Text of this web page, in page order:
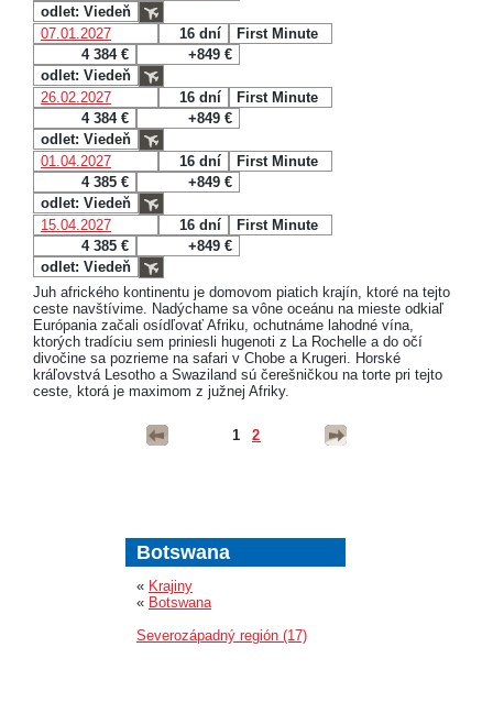
odlet: Viedeň
07.01.2027
16 dní
First Minute
4 384 €
+849 €
odlet: Viedeň
26.02.2027
16 dní
First Minute
4 384 €
+849 €
odlet: Viedeň
01.04.2027
16 dní
First Minute
4 385 €
+849 €
odlet: Viedeň
15.04.2027
16 dní
First Minute
4 385 €
+849 €
odlet: Viedeň
Juh afrického kontinentu je domovom piatich krajín, ktoré na tejto
ceste navštívime. Nadýchame sa vône oceánu na mieste odkiaľ
Európania začali osídľovať Afriku, ochutnáme lahodné vína,
ktorých tradíciu sem priniesli hugenoti z La Rochelle a do očí
divočine sa pozrieme na safari v Chobe a Krugeri. Horské
kráľovstvá Lesotho a Swaziland sú čerešničkou na torte pri tejto
ceste, ktorá je maximom z južnej Afriky.
1 2
Botswana
« Krajiny
« Botswana
Severozápadný región (17)